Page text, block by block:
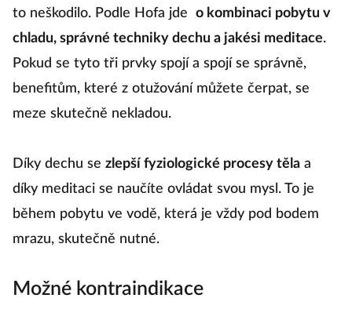
to neškodilo. Podle Hofa jde
o kombinaci pobytu v
chladu, správné techniky dechu a jakési meditace.
Pokud se tyto tři prvky spojí a spojí se správně,
benefitům, které z otužování můžete čerpat, se
meze skutečně nekladou.
Díky dechu se zlepší fyziologické procesy těla a
díky meditaci se naučíte ovládat svou mysl. To je
během pobytu ve vodě, která je vždy pod bodem
mrazu, skutečně nutné.
Možné kontraindikace